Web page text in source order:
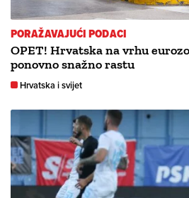
PORAŽAVAJUĆI PODACI
OPET! Hrvatska na vrhu
ponovno snažno rastu
Hrvatska i svijet